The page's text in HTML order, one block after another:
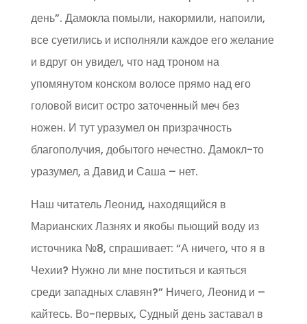
день”. Дамокла помыли, накормили, напоили,
все суетились и исполняли каждое его желание
и вдруг он увидел, что над троном на
упомянутом конском волосе прямо над его
головой висит остро заточенный меч без
ножен. И тут уразумел он призрачность
благополучия, добытого нечестно. Дамокл-то
уразумел, а Давид и Саша – нет.
Наш читатель Леонид, находящийся в
Марианских Лазнях и якобы пьющий воду из
источника №8, спрашивает: “А ничего, что я в
Чехии? Нужно ли мне поститься и каяться
среди западных славян?” Ничего, Леонид и –
кайтесь. Во-первых, Судный день заставал в